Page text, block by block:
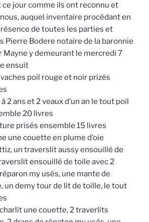
ce jour comme ils ont reconnu et
auquel inventaire procédant en
de toutes les parties et
Pierre Bodere notaire de la baronnie
Mayne y demeurant le mercredi 7
ensuit
poil rouge et noir prizés
2 ans et 2 veaux d’un an le tout poil
20 livres
prisés ensemble 15 livres
une couette en plume d’oie
un traverslit aussy ensouillé de
ensouillé de toile avec 2
my usés, une mante de
un demy tour de lit de toille, le tout
une couette, 2 traverlits